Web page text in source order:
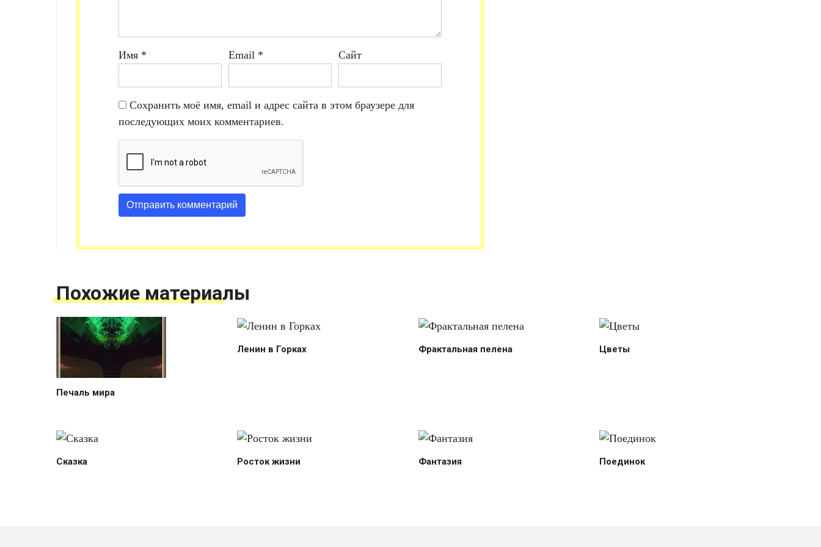
Имя * Email * Сайт
Сохранить моё имя, email и адрес сайта в этом браузере для
последующих моих комментариев.
Похожие материалы
Печаль мира
Ленин в Горках Фрактальная пелена Цветы
Сказка Росток жизни Фантазия Поединок